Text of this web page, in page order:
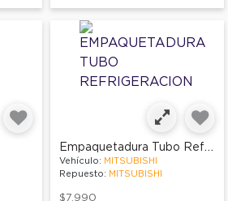
Empaquetadura Tubo Refrigeracion
Vehículo: MITSUBISHI
Repuesto: MITSUBISHI
$7.990